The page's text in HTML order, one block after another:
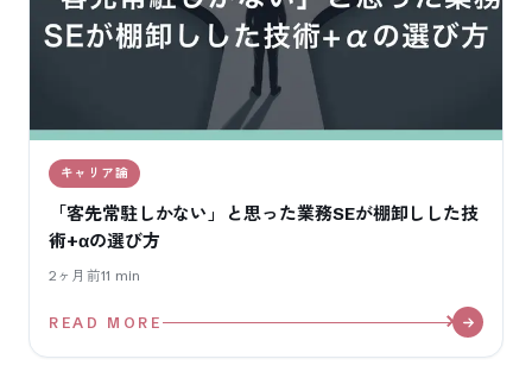
キャリア論
「客先常駐しかない」と思った業務SEが棚卸しした技
術+αの選び方
2ヶ月前11 min
READ MORE